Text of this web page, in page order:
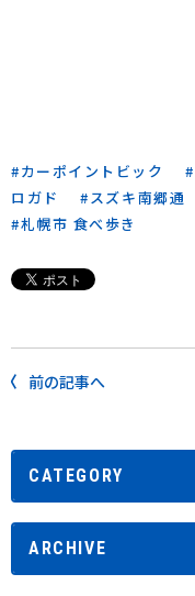
カーポイントビック
ロガド
スズキ南郷通
札幌市 食べ歩き
前の記事へ
CATEGORY
ARCHIVE